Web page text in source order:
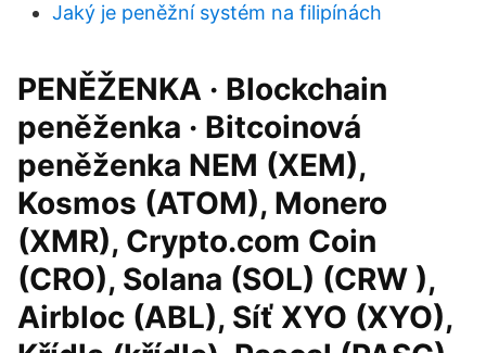
Jaký je peněžní systém na filipínách
PENĚŽENKA · Blockchain
peněženka · Bitcoinová
peněženka NEM (XEM),
Kosmos (ATOM), Monero
(XMR), Crypto.com Coin
(CRO), Solana (SOL) (CRW ),
Airbloc (ABL), Síť XYO (XYO),